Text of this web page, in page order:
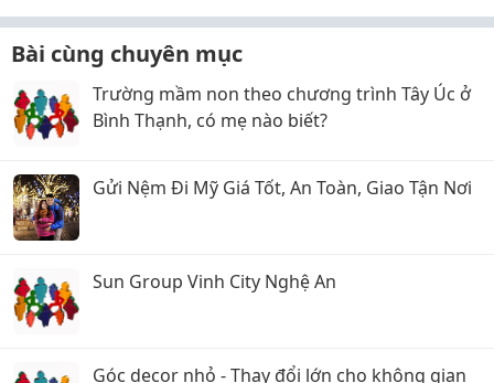
Bài cùng chuyên mục
Trường mầm non theo chương trình Tây Úc ở
Bình Thạnh, có mẹ nào biết?
Gửi Nệm Đi Mỹ Giá Tốt, An Toàn, Giao Tận Nơi
Sun Group Vinh City Nghệ An
Góc decor nhỏ - Thay đổi lớn cho không gian